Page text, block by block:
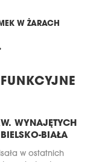
W ŻARACH
WYNAJĘTYCH
BIAŁA
w ostatnich